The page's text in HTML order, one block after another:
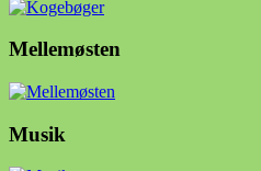
Mellemøsten
Musik